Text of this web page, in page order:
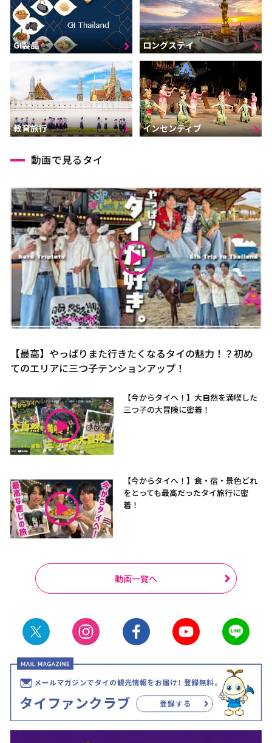
GI製品 ロングステイ
教育旅行 インセンティブ
動画で見るタイ
【最高】やっぱりまた行きたくなるタイの魅力！？初め
てのエリアに三つ子テンションアップ！
【今からタイへ！】大自然を満喫した
三つ子の大冒険に密着！
【今からタイへ！】食・宿・景色どれ
をとっても最高だったタイ旅行に密
着！
動画一覧へ